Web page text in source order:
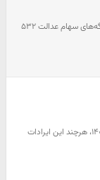
اگر مالک برگه‌های سهام عدالت یک میلیون تومانی باشید یا برگه‌های سهام عدالت ۵۳۲
پس از اعلام ایرادات جدید شورای نگهبان درباره بودجه سال ۱۴۰۰، هرچند این ایرادات